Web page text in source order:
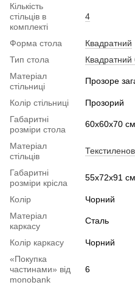
Кількість
стільців в
комплекті
4
Форма стола
Квадратний
Тип стола
Квадратний
Матеріал
стільниці
Прозоре
Колір стільниці
Прозорий
Габаритні
розміри стола
60x60x70 см
Матеріал
стільців
Габаритні
розміри крісла
55х72х91 см
Колір
Чорний
Матеріал
каркасу
Сталь
Колір каркасу
Чорний
«Покупка
частинами» від
monobank
6